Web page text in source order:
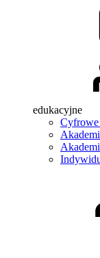
edukacyjne
Cyfrowe